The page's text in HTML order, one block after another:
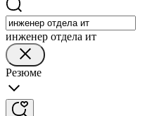
инженер отдела ит
Резюме